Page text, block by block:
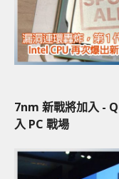
7nm 新戰將加入 -
入 PC 戰場